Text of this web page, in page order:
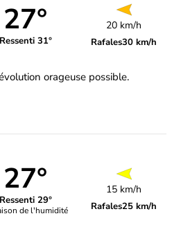
27°
Ressenti 31°
20 km/h
Rafales30 km/h
orageuse possible.
27°
Ressenti 29°
de l'humidité
15 km/h
Rafales25 km/h